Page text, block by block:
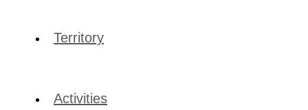
Territory
Activities